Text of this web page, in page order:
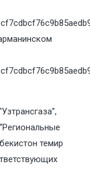
темир